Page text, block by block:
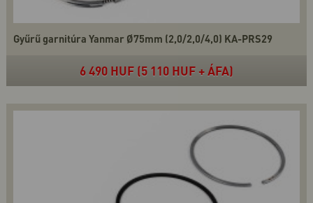
Gyűrű garnitúra Yanmar Ø75mm (2,0/2,0/4,0) KA-PRS29
6 490 HUF (5 110 HUF + ÁFA)